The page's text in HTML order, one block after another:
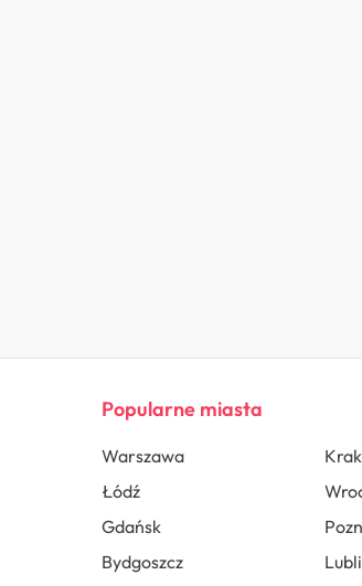
Popularne miasta
Warszawa
Łódź
Gdańsk
Bydgoszcz